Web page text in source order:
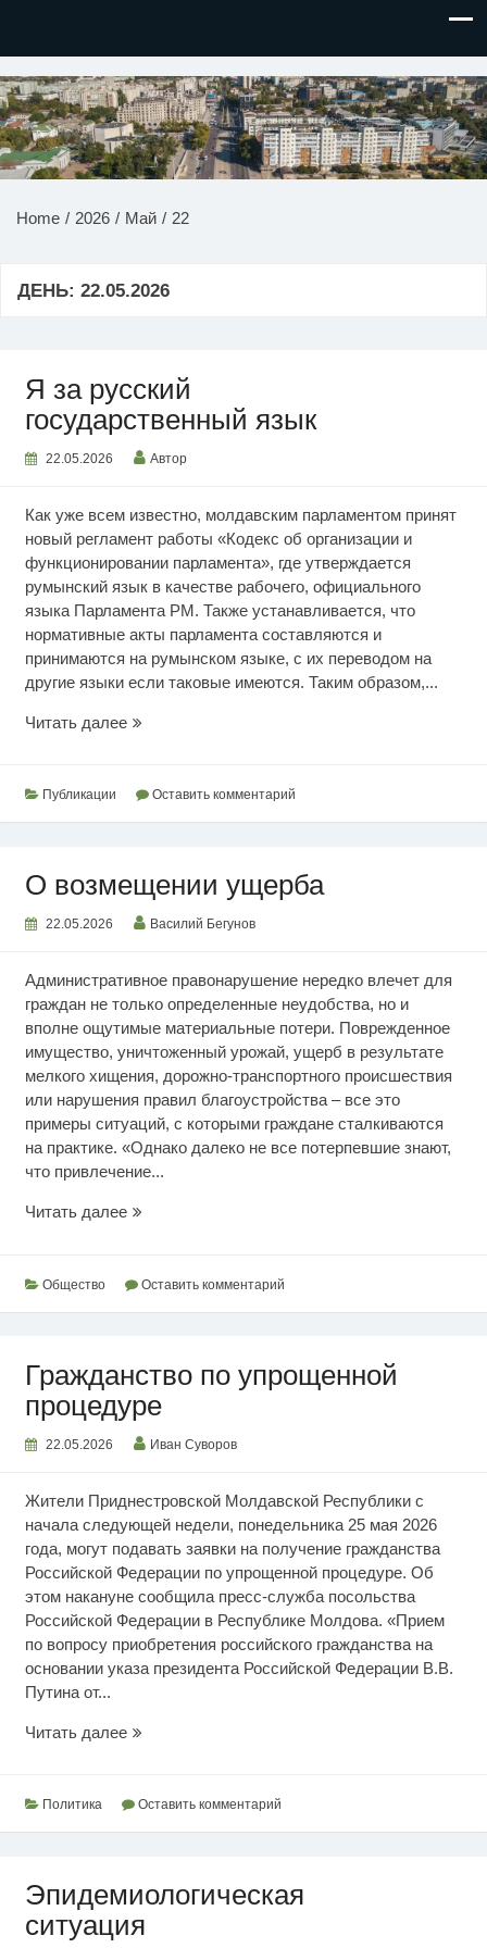
НОВОСТИ ПРИДНЕСТРОВЬЯ
Home 2026 Май 22
ДЕНЬ: 22.05.2026
Я за русский
государственный язык
22.05.2026 Автор
Как уже всем известно, молдавским парламентом принят
новый регламент работы «Кодекс об организации и
функционировании парламента», где утверждается
румынский язык в качестве рабочего, официального
языка Парламента РМ. Также устанавливается, что
нормативные акты парламента составляются и
принимаются на румынском языке, с их переводом на
другие языки если таковые имеются. Таким образом,...
Читать далееЯ
государственный
Публикации Оставить комментарий
О возмещении ущерба
22.05.2026 Василий Бегунов
Административное правонарушение нередко влечет для
граждан не только определенные неудобства, но и
вполне ощутимые материальные потери. Поврежденное
имущество, уничтоженный урожай, ущерб в результате
мелкого хищения, дорожно-транспортного происшествия
или нарушения правил благоустройства – все это
примеры ситуаций, с которыми граждане сталкиваются
на практике. «Однако далеко не все потерпевшие знают,
что привлечение...
Читать далееО
Общество Оставить комментарий
Гражданство по упрощенной
процедуре
22.05.2026 Иван Суворов
Жители Приднестровской Молдавской Республики с
начала следующей недели, понедельника 25 мая 2026
года, могут подавать заявки на получение гражданства
Российской Федерации по упрощенной процедуре. Об
этом накануне сообщила пресс-служба посольства
Российской Федерации в Республике Молдова. «Прием
по вопросу приобретения российского гражданства на
основании указа президента Российской Федерации В.В.
Путина от...
Читать далееГражданство
процедуре
Политика Оставить комментарий
Эпидемиологическая
ситуация